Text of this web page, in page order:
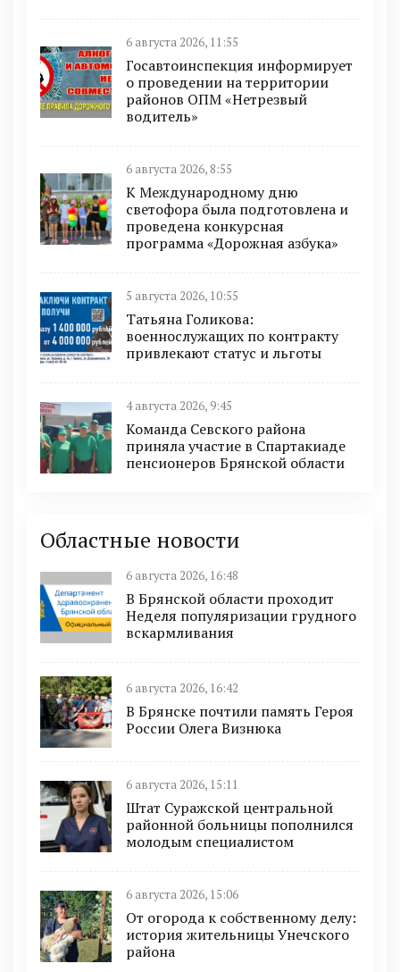
6 августа 2026, 11:55
Госавтоинспекция информирует
о проведении на территории
районов ОПМ «Нетрезвый
водитель»
6 августа 2026, 8:55
К Международному дню
светофора была подготовлена и
проведена конкурсная
программа «Дорожная азбука»
5 августа 2026, 10:55
Татьяна Голикова:
военнослужащих по контракту
привлекают статус и льготы
4 августа 2026, 9:45
Команда Севского района
приняла участие в Спартакиаде
пенсионеров Брянской области
Областные новости
6 августа 2026, 16:48
В Брянской области проходит
Неделя популяризации грудного
вскармливания
6 августа 2026, 16:42
В Брянске почтили память Героя
России Олега Визнюка
6 августа 2026, 15:11
Штат Суражской центральной
районной больницы пополнился
молодым специалистом
6 августа 2026, 15:06
От огорода к собственному делу:
история жительницы Унечского
района